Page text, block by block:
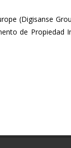
(Digisanse
de Propiedad